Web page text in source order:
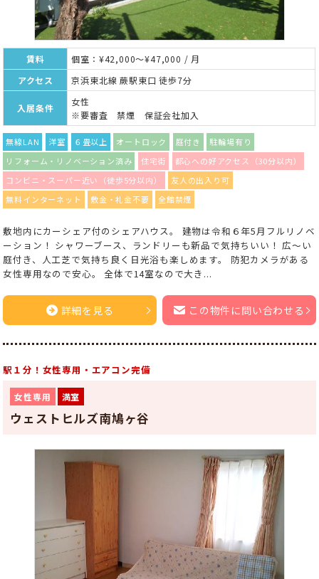
賃料
個室：¥42,000～¥47,000 / 月
アクセス
京浜東北線 蕨駅東口 徒歩7分
入居条件
女性
※要審査 禁煙 保証会社加入
無線LAN 洋室 ６畳以上 オートロック 庭付き
駐輪場有り
リフォーム・リノベーション済み
住宅街
都心への好アクセス（30分以内）
コンビニ・スーパー近い（徒歩5分以内）
友人の出入り可
無料インターネット
敷金・礼金不要 全館禁煙
敷地内にカーシェア付のシェアハウス。 建物は令和６年5月フルリノベ
ーション！ シャワーブース、ランドリーも新品で気持ちいい！ 広～い
庭付き、人工芝で気持ち良く日光浴も楽しめます。 防犯カメラがある
女性専用なので安心。 全体で14室なので大き...
詳細を見る この物件に問い合わせる
駅１分！女性専用・エアコン完備
女性専用 満室
ウェストヒルズ南鳩ヶ谷